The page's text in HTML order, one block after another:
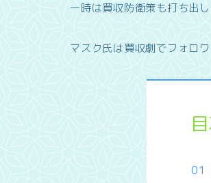
一時は買収防衛策も打ち出
マスク氏は買収劇でフォロ